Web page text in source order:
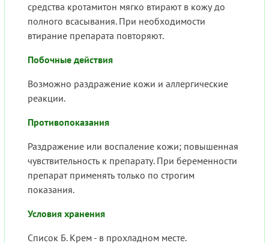
средства кротамитон мягко втирают в кожу до
полного всасывания. При необходимости
втирание препарата повторяют.
Побочные действия
Возможно раздражение кожи и аллергические
реакции.
Противопоказания
Раздражение или воспаление кожи; повышенная
чувствительность к препарату. При беременности
препарат применять только по строгим
показания.
Условия хранения
Список Б. Крем - в прохладном месте.